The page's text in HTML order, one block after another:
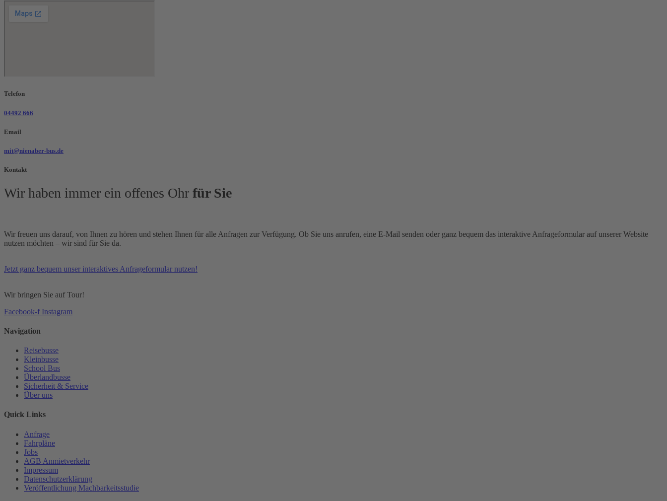
Telefon
04492 666
Email
mit@nienaber-bus.de
Kontakt
Wir haben immer ein offenes Ohr für Sie
Wir freuen uns darauf, von Ihnen zu hören und stehen Ihnen für alle Anfragen zur Verfügung. Ob Sie uns anrufen, eine E-Mail senden oder ganz bequem das interaktive Anfrageformular auf unserer Website
nutzen möchten – wir sind für Sie da.
Jetzt ganz bequem unser interaktives Anfrageformular nutzen!
Wir bringen Sie auf Tour!
Facebook-f Instagram
Navigation
Reisebusse
Kleinbusse
School Bus
Überlandbusse
Sicherheit & Service
Über uns
Quick Links
Anfrage
Fahrpläne
Jobs
AGB Anmietverkehr
Impressum
Datenschutzerklärung
Veröffentlichung Machbarkeitsstudie